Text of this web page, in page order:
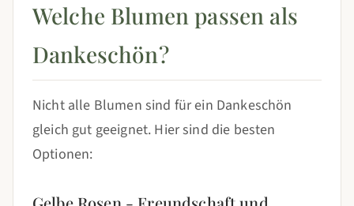
Welche Blumen passen als
Dankeschön?
Nicht alle Blumen sind für ein Dankeschön
gleich gut geeignet. Hier sind die besten
Optionen: